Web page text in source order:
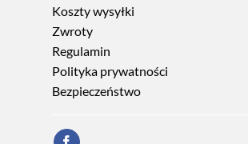
Koszty wysyłki
Zwroty
Regulamin
Polityka prywatności
Bezpieczeństwo